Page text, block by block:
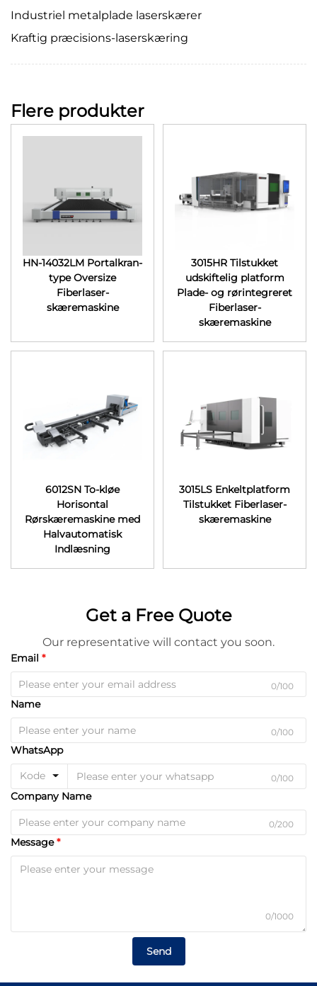
Industriel metalplade laserskærer
Kraftig præcisions-laserskæring
Flere produkter
HN-14032LM Portalkran-
type Oversize
Fiberlaser-
skæremaskine
3015HR Tilstukket
udskiftelig platform
Plade- og rørintegreret
Fiberlaser-
skæremaskine
6012SN To-kløe
Horisontal
Rørskæremaskine med
Halvautomatisk
Indlæsning
3015LS Enkeltplatform
Tilstukket Fiberlaser-
skæremaskine
Get a Free Quote
Our representative will contact you soon.
Email
0/100
Name
0/100
WhatsApp
Kode 0/100
Company Name
0/200
Message
0/1000
Send